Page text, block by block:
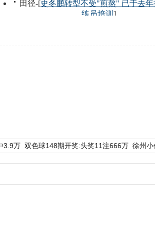
3.9万 双色球148期开奖:头奖11注666万 徐州